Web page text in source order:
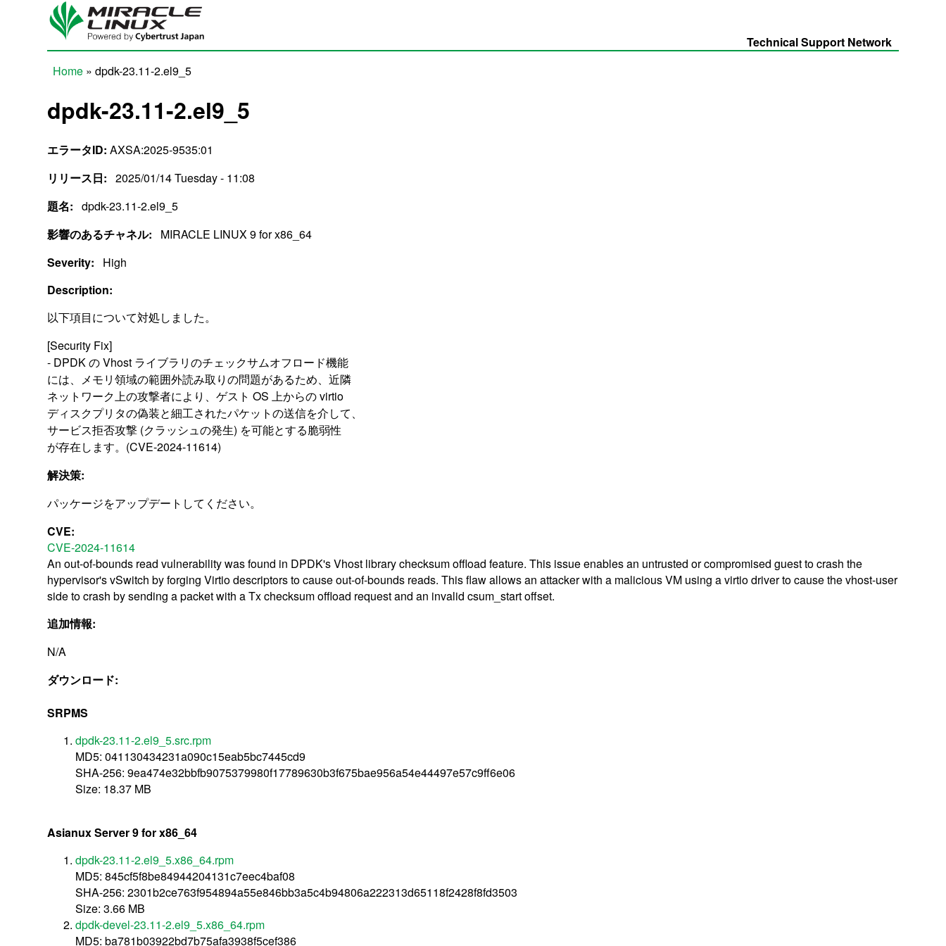
Skip to main content
Technical Support Network
Home » dpdk-23.11-2.el9_5
dpdk-23.11-2.el9_5
エラータID: AXSA:2025-9535:01
リリース日: 2025/01/14 Tuesday - 11:08
題名: dpdk-23.11-2.el9_5
影響のあるチャネル:
MIRACLE LINUX 9 for x86_64
Severity:
High
Description:
以下項目について対処しました。
[Security Fix]
- DPDK の Vhost ライブラリのチェックサムオフロード機能
には、メモリ領域の範囲外読み取りの問題があるため、近隣
ネットワーク上の攻撃者により、ゲスト OS 上からの virtio
ディスクプリタの偽装と細工されたパケットの送信を介して、
サービス拒否攻撃 (クラッシュの発生) を可能とする脆弱性
が存在します。(CVE-2024-11614)
解決策:
パッケージをアップデートしてください。
CVE:
CVE-2024-11614
An out-of-bounds read vulnerability was found in DPDK's Vhost library checksum offload feature. This issue enables an untrusted or compromised guest to crash the
hypervisor's vSwitch by forging Virtio descriptors to cause out-of-bounds reads. This flaw allows an attacker with a malicious VM using a virtio driver to cause the vhost-user
side to crash by sending a packet with a Tx checksum offload request and an invalid csum_start offset.
追加情報:
N/A
ダウンロード:
SRPMS
dpdk-23.11-2.el9_5.src.rpm
MD5: 041130434231a090c15eab5bc7445cd9
SHA-256: 9ea474e32bbfb9075379980f17789630b3f675bae956a54e44497e57c9ff6e06
Size: 18.37 MB
Asianux Server 9 for x86_64
dpdk-23.11-2.el9_5.x86_64.rpm
MD5: 845cf5f8be84944204131c7eec4baf08
SHA-256: 2301b2ce763f954894a55e846bb3a5c4b94806a222313d65118f2428f8fd3503
Size: 3.66 MB
dpdk-devel-23.11-2.el9_5.x86_64.rpm
MD5: ba781b03922bd7b75afa3938f5cef386